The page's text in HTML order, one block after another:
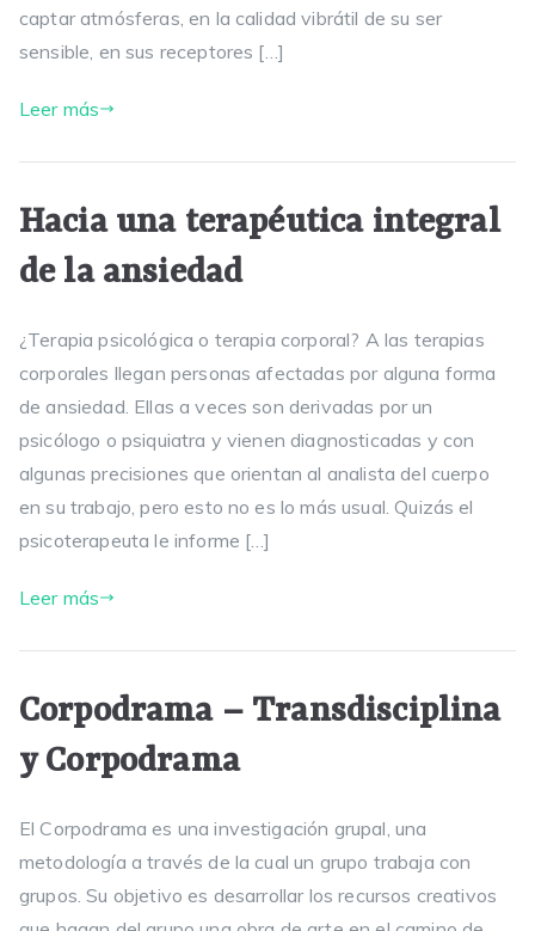
captar atmósferas, en la calidad vibrátil de su ser
sensible, en sus receptores […]
Leer más
Hacia una terapéutica integral
de la ansiedad
¿Terapia psicológica o terapia corporal? A las terapias
corporales llegan personas afectadas por alguna forma
de ansiedad. Ellas a veces son derivadas por un
psicólogo o psiquiatra y vienen diagnosticadas y con
algunas precisiones que orientan al analista del cuerpo
en su trabajo, pero esto no es lo más usual. Quizás el
psicoterapeuta le informe […]
Leer más
Corpodrama – Transdisciplina
y Corpodrama
El Corpodrama es una investigación grupal, una
metodología a través de la cual un grupo trabaja con
grupos. Su objetivo es desarrollar los recursos creativos